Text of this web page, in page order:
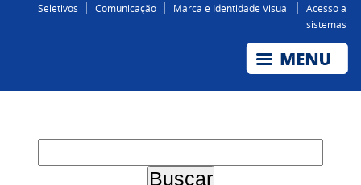
Seletivos
Comunicação Marca e Identidade Visual
Acesso a
sistemas